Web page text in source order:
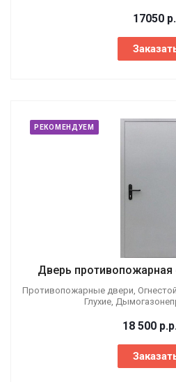
17050 р.
РЕКОМЕНДУЕМ
Дверь противопожарная
Противопожарные двери,
Глухие,
18 500 р.